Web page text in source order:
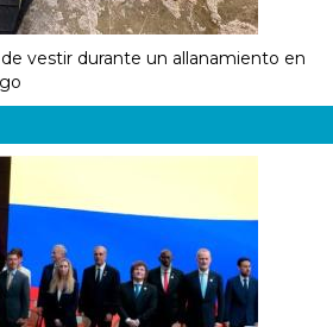
vestir durante un allanamiento en